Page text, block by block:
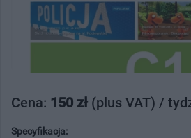
Cena: 150 zł (plus VAT) /
Specyfikacja: